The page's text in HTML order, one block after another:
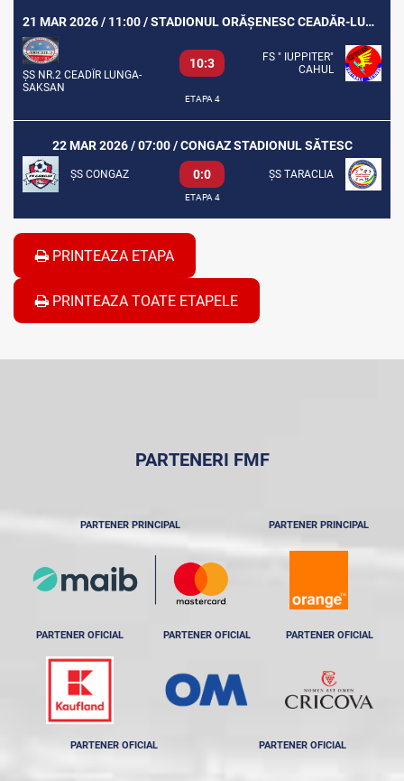
21 MAR 2026 / 11:00 / STADIONUL ORĂȘENESC CEADĂR-LUNGA
ȘS NR.2 CEADÎR LUNGA-
SAKSAN
10:3
FS " IUPPITER"
CAHUL
ETAPA 4
22 MAR 2026 / 07:00 / CONGAZ STADIONUL SĂTESC
ȘS CONGAZ 0:0 ȘS TARACLIA
ETAPA 4
PRINTEAZA ETAPA
PRINTEAZA TOATE ETAPELE
PARTENERI FMF
PARTENER PRINCIPAL PARTENER PRINCIPAL
PARTENER OFICIAL PARTENER OFICIAL PARTENER OFICIAL
PARTENER OFICIAL PARTENER OFICIAL